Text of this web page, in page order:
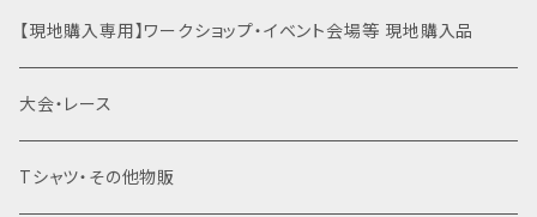
運動会関連商品を全て見る
裸足×クライミング
はだし登山
滝行×マンサンダル
土徳の里（富山県南砺市）
オギノエンファーム（埼玉県所沢市）
高尾山（東京都八王子市）
【現地購入専用】ワークショップ・イベント会場等 現地購入品
大会・レース
Tシャツ・その他物販